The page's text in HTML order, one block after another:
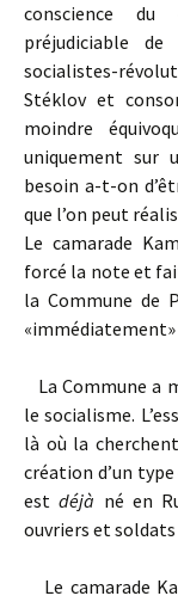
conscience
préjudiciable
socialistes-
Stéklov et
moindre
uniquement sur
besoin a-t-on
que l’on peut
Le camarade
forcé la note et
la Commune de
«immédiatement»
La Commune a
le socialisme.
là où la
création d’un type
estdéjà né en
ouvriers et soldats
Le camarade